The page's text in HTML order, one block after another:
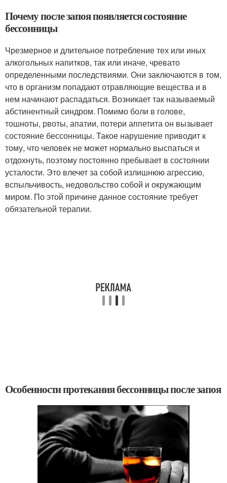
Почему после запоя появляется состояние
бессонницы
Чрезмерное и длительное потребление тех или иных
алкогольных напитков, так или иначе, чревато
определенными последствиями. Они заключаются в том,
что в организм попадают отравляющие вещества и в
нем начинают распадаться. Возникает так называемый
абстинентный синдром. Помимо боли в голове,
тошноты, рвоты, апатии, потери аппетита он вызывает
состояние бессонницы. Такое нарушение приводит к
тому, что человек не может нормально выспаться и
отдохнуть, поэтому постоянно пребывает в состоянии
усталости. Это влечет за собой излишнюю агрессию,
вспыльчивость, недовольство собой и окружающим
миром. По этой причине данное состояние требует
обязательной терапии.
Особенности протекания бессонницы после запоя